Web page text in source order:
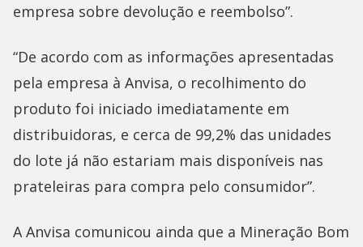
empresa sobre devolução e reembolso”.
“De acordo com as informações apresentadas
pela empresa à Anvisa, o recolhimento do
produto foi iniciado imediatamente em
distribuidoras, e cerca de 99,2% das unidades
do lote já não estariam mais disponíveis nas
prateleiras para compra pelo consumidor”.
A Anvisa comunicou ainda que a Mineração Bom